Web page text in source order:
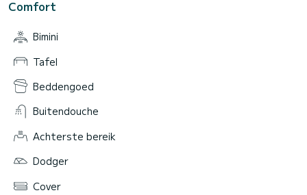
Comfort
Bimini
Tafel
Beddengoed
Buitendouche
Achterste bereik
Dodger
Cover